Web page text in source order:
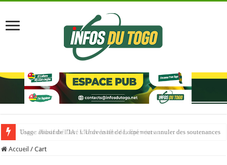
Usage abusif de l’IA : L’Université de Lomé veut annuler des soutenances
Accueil / Cart